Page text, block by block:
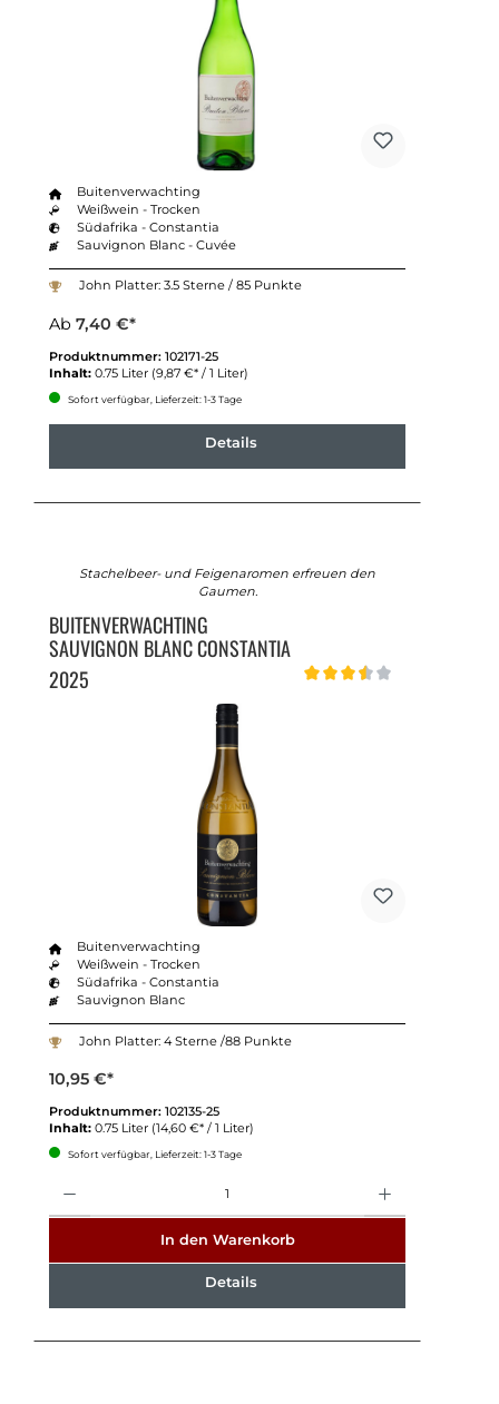
Buitenverwachting
Weißwein - Trocken
Südafrika - Constantia
Sauvignon Blanc - Cuvée
John Platter: 3.5 Sterne / 85 Punkte
Ab 7,40 €*
Produktnummer: 102171-25
Inhalt: 0.75 Liter (9,87 €* / 1 Liter)
Sofort verfügbar, Lieferzeit: 1-3 Tage
Details
Stachelbeer- und Feigenaromen erfreuen den
Gaumen.
BUITENVERWACHTING
SAUVIGNON BLANC CONSTANTIA
2025
Buitenverwachting
Weißwein - Trocken
Südafrika - Constantia
Sauvignon Blanc
John Platter: 4 Sterne /88 Punkte
10,95 €*
Produktnummer: 102135-25
Inhalt: 0.75 Liter (14,60 €* / 1 Liter)
Sofort verfügbar, Lieferzeit: 1-3 Tage
In den Warenkorb
Details